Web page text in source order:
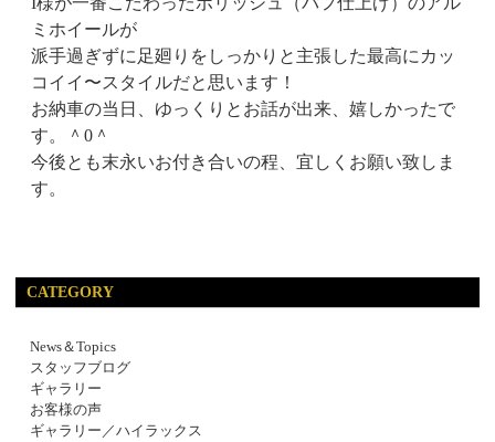
ミホイールが
派手過ぎずに足廻りをしっかりと主張した最高にカッ
コイイ〜スタイルだと思います！
お納車の当日、ゆっくりとお話が出来、嬉しかったで
す。＾0＾
今後とも末永いお付き合いの程、宜しくお願い致しま
す。
CATEGORY
News＆Topics
スタッフブログ
ギャラリー
お客様の声
ギャラリー／ハイラックス